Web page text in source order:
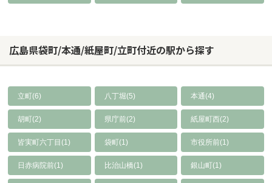
広島県袋町/本通/紙屋町/立町付近の駅から探す
立町(6) 八丁堀(5) 本通(4)
胡町(2) 県庁前(2) 紙屋町西(2)
皆実町六丁目(1) 袋町(1) 市役所前(1)
日赤病院前(1) 比治山橋(1) 銀山町(1)